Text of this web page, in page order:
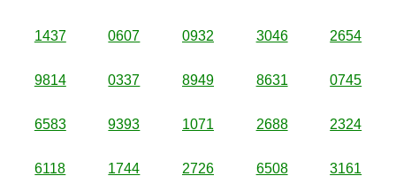
1437 0607 0932 3046 2654
9814 0337 8949 8631 0745
6583 9393 1071 2688 2324
6118 1744 2726 6508 3161